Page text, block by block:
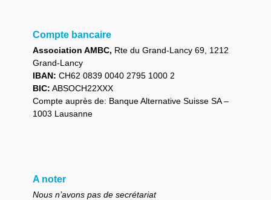
Compte bancaire
Association AMBC, Rte du Grand-Lancy 69, 1212
Grand-Lancy
IBAN: CH62 0839 0040 2795 1000 2
BIC: ABSOCH22XXX
Compte auprès de: Banque Alternative Suisse SA –
1003 Lausanne
A noter
Nous n’avons pas de secrétariat